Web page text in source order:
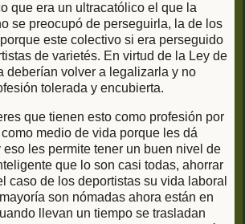
que era un ultracatólico el que la
se preocupó de perseguirla, la de los
este colectivo si era perseguido
de varietés. En virtud de la Ley de
deberían volver a legalizarla y no
tolerada y encubierta.
que tienen esto como profesión por
medio de vida porque les dá
eso les permite tener un buen nivel de
que lo son casi todas, ahorrar
caso de los deportistas su vida laboral
son nómadas ahora están en
llevan un tiempo se trasladan